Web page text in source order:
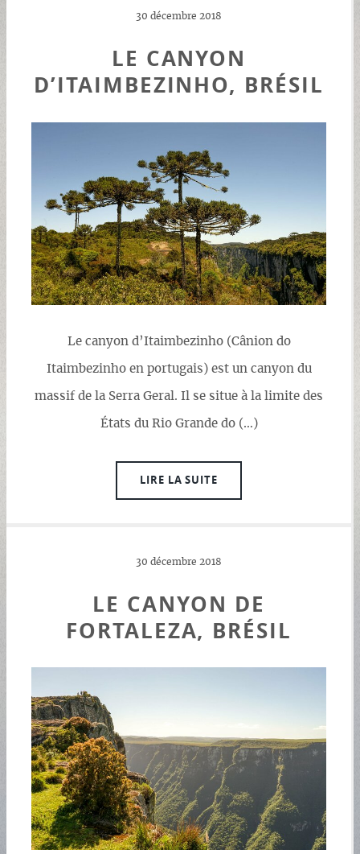
30 décembre 2018
LE CANYON
D’ITAIMBEZINHO, BRÉSIL
Le canyon d’Itaimbezinho (Cânion do
Itaimbezinho en portugais) est un canyon du
massif de la Serra Geral. Il se situe à la limite des
États du Rio Grande do (…)
LIRE LA SUITE
30 décembre 2018
LE CANYON DE
FORTALEZA, BRÉSIL